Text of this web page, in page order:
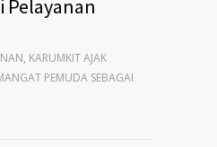
Pelayanan
KARUMKIT AJAK
PEMUDA SEBAGAI